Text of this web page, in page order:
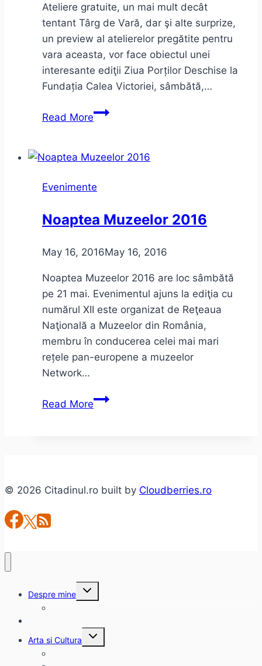
Ateliere gratuite, un mai mult decât
tentant Târg de Vară, dar şi alte surprize,
un preview al atelierelor pregătite pentru
vara aceasta, vor face obiectul unei
interesante ediţii Ziua Porților Deschise la
Fundația Calea Victoriei, sâmbătă,…
Read MoreZiua
–
Calea
–
2016
program
Evenimente
Noaptea Muzeelor 2016
May 16, 2016May 16, 2016
Noaptea Muzeelor 2016 are loc sâmbătă
pe 21 mai. Evenimentul ajuns la ediţia cu
numărul XII este organizat de Reţeaua
Naţională a Muzeelor din România,
membru în conducerea celei mai mari
rețele pan-europene a muzeelor
Network…
Read MoreNoaptea
© 2026 Citadinul.ro built by Cloudberries.ro
Despre mine
Toggle
Arta si Cultura
Toggle